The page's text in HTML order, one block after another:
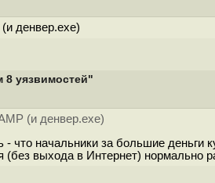
денвер.exe)
8 уязвимостей"
(и денвер.exe)
- что начальники за большие
(без выхода в Интернет) нормально